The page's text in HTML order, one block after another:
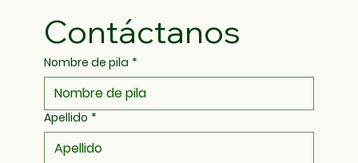
Contáctanos
Nombre de pila *
Apellido *